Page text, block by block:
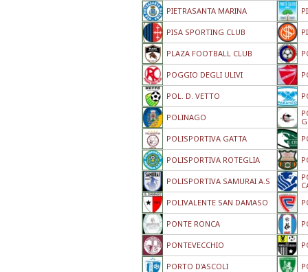
PIETRASANTA MARINA
PISA SPORTING CLUB
PLAZA FOOTBALL CLUB
POGGIO DEGLI ULIVI
POL. D. VETTO
POLINAGO
POLISPORTIVA GATTA
POLISPORTIVA ROTEGLIA
POLISPORTIVA SAMURAI A.S
POLIVALENTE SAN DAMASO
PONTE RONCA
PONTEVECCHIO
PORTO D'ASCOLI